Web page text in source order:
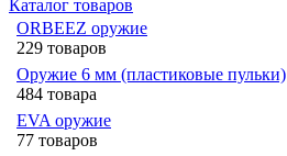
Каталог товаров
ORBEEZ оружие
229 товаров
Оружие 6 мм (пластиковые пульки)
484 товара
EVA оружие
77 товаров